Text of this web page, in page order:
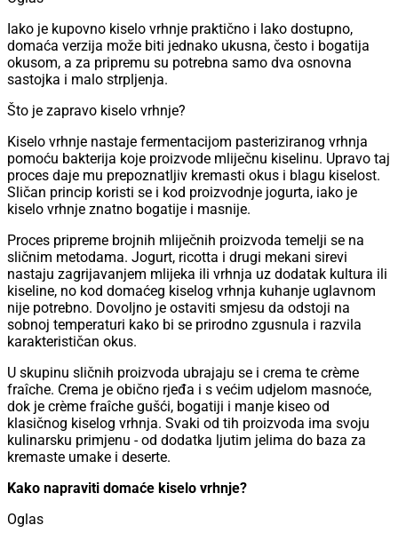
Iako je kupovno kiselo vrhnje praktično i lako dostupno,
domaća verzija može biti jednako ukusna, često i bogatija
okusom, a za pripremu su potrebna samo dva osnovna
sastojka i malo strpljenja.
Što je zapravo kiselo vrhnje?
Kiselo vrhnje nastaje fermentacijom pasteriziranog vrhnja
pomoću bakterija koje proizvode mliječnu kiselinu. Upravo taj
proces daje mu prepoznatljiv kremasti okus i blagu kiselost.
Sličan princip koristi se i kod proizvodnje jogurta, iako je
kiselo vrhnje znatno bogatije i masnije.
Proces pripreme brojnih mliječnih proizvoda temelji se na
sličnim metodama. Jogurt, ricotta i drugi mekani sirevi
nastaju zagrijavanjem mlijeka ili vrhnja uz dodatak kultura ili
kiseline, no kod domaćeg kiselog vrhnja kuhanje uglavnom
nije potrebno. Dovoljno je ostaviti smjesu da odstoji na
sobnoj temperaturi kako bi se prirodno zgusnula i razvila
karakterističan okus.
U skupinu sličnih proizvoda ubrajaju se i crema te crème
fraîche. Crema je obično rjeđa i s većim udjelom masnoće,
dok je crème fraîche gušći, bogatiji i manje kiseo od
klasičnog kiselog vrhnja. Svaki od tih proizvoda ima svoju
kulinarsku primjenu - od dodatka ljutim jelima do baza za
kremaste umake i deserte.
Kako napraviti domaće kiselo vrhnje?
Oglas